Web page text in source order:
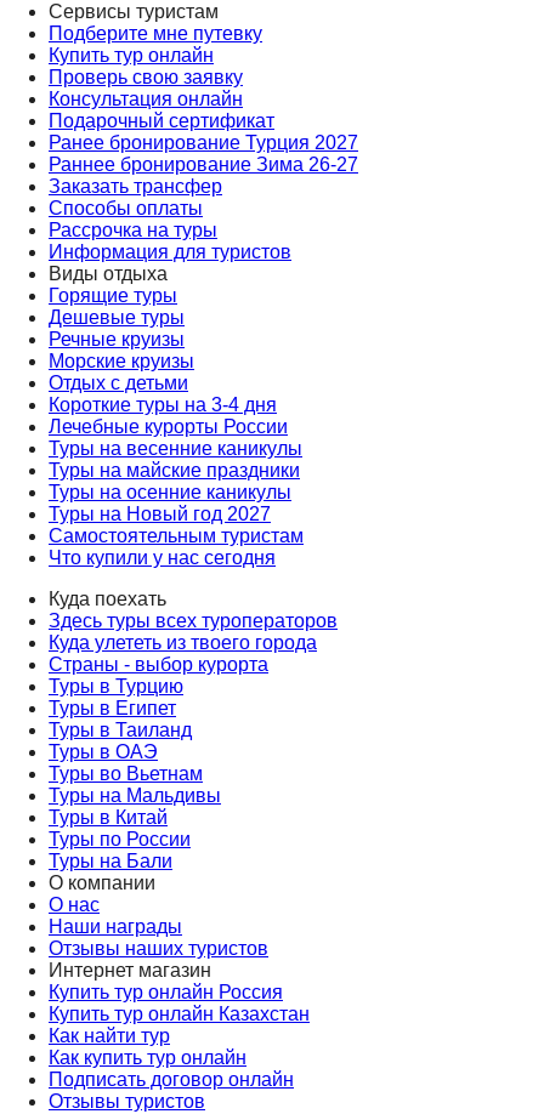
Сервисы туристам
Подберите мне путевку
Купить тур онлайн
Проверь свою заявку
Консультация онлайн
Подарочный сертификат
Ранее бронирование Турция 2027
Раннее бронирование Зима 26-27
Заказать трансфер
Способы оплаты
Рассрочка на туры
Информация для туристов
Виды отдыха
Горящие туры
Дешевые туры
Речные круизы
Морские круизы
Отдых с детьми
Короткие туры на 3-4 дня
Лечебные курорты России
Туры на весенние каникулы
Туры на майские праздники
Туры на осенние каникулы
Туры на Новый год 2027
Самостоятельным туристам
Что купили у нас сегодня
Куда поехать
Здесь туры всех туроператоров
Куда улететь из твоего города
Страны - выбор курорта
Туры в Турцию
Туры в Египет
Туры в Таиланд
Туры в ОАЭ
Туры во Вьетнам
Туры на Мальдивы
Туры в Китай
Туры по России
Туры на Бали
О компании
О нас
Наши награды
Отзывы наших туристов
Интернет магазин
Купить тур онлайн Россия
Купить тур онлайн Казахстан
Как найти тур
Как купить тур онлайн
Подписать договор онлайн
Отзывы туристов